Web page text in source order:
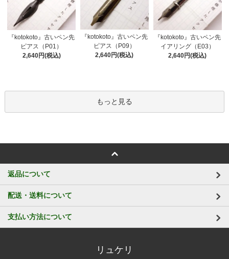
『kotokoto』古いペン先
ピアス（P01）
2,640円(税込)
『kotokoto』古いペン先
ピアス（P09）
2,640円(税込)
『kotokoto』古いペン先
イアリング（E03）
2,640円(税込)
もっと見る
返品について
配送・送料について
支払い方法について
リュケリ